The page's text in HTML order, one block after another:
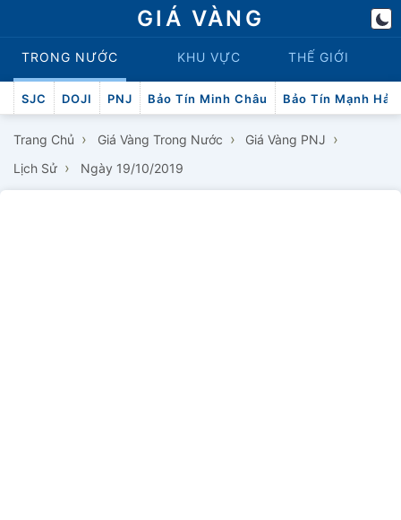
GIÁ VÀNG
TRONG NƯỚC KHU VỰC THẾ GIỚI
SJC DOJI PNJ Bảo Tín Minh Châu Bảo Tín Mạnh Hải
Trang Chủ › Giá Vàng Trong Nước › Giá Vàng PNJ ›
Lịch Sử › Ngày 19/10/2019